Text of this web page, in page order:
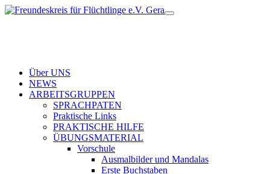
Über UNS
NEWS
ARBEITSGRUPPEN
SPRACHPATEN
Praktische Links
PRAKTISCHE HILFE
ÜBUNGSMATERIAL
Vorschule
Ausmalbilder und Mandalas
Erste Buchstaben